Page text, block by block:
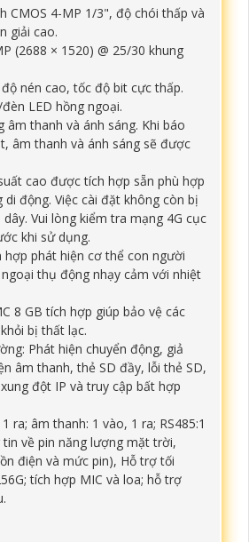
CMOS 4-MP 1/3", độ chói thấp và
giải cao.
(2688 × 1520) @ 25/30 khung
nén cao, tốc độ bit cực thấp.
LED hồng ngoại.
âm thanh và ánh sáng. Khi báo
âm thanh và ánh sáng sẽ được
cao được tích hợp sẵn phù hợp
di động. Việc cài đặt không còn bị
Vui lòng kiểm tra mạng 4G cục
khi sử dụng.
hợp phát hiện cơ thể con người
thụ động nhạy cảm với nhiệt
8 GB tích hợp giúp bảo vệ các
bị thất lạc.
Phát hiện chuyển động, giả
âm thanh, thẻ SD đầy, lỗi thẻ SD,
đột IP và truy cập bất hợp
ra; âm thanh: 1 vào, 1 ra; RS485:1
về pin năng lượng mặt trời,
điện và mức pin), Hỗ trợ tối
tích hợp MIC và loa; hỗ trợ